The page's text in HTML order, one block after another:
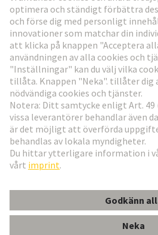
Gå till registrering
Social Media
Sverige
© Teknologi-koncernen HARTING